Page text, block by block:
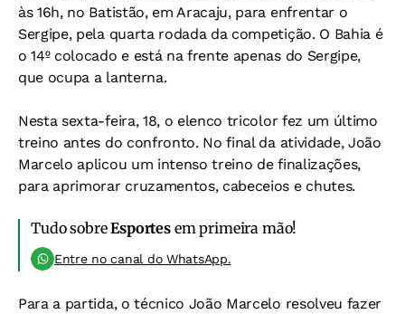
às 16h, no Batistão, em Aracaju, para enfrentar o
Sergipe, pela quarta rodada da competição. O Bahia é
o 14º colocado e está na frente apenas do Sergipe,
que ocupa a lanterna.
Nesta sexta-feira, 18, o elenco tricolor fez um último
treino antes do confronto. No final da atividade, João
Marcelo aplicou um intenso treino de finalizações,
para aprimorar cruzamentos, cabeceios e chutes.
Tudo sobreEsportesem primeira mão!
Entre no canal do WhatsApp.
Para a partida, o técnico João Marcelo resolveu fazer